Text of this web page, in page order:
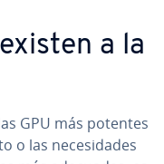
a la
GPU más potentes
o las ne­ce­si­da­des